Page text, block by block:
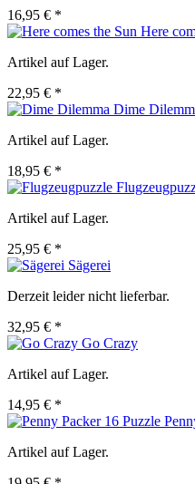
16,95 € *
Here
Artikel auf Lager.
22,95 € *
Dime
Artikel auf Lager.
18,95 € *
Artikel auf Lager.
25,95 € *
Sägerei
Derzeit leider nicht lieferbar.
32,95 € *
Go Crazy
Artikel auf Lager.
14,95 € *
Artikel auf Lager.